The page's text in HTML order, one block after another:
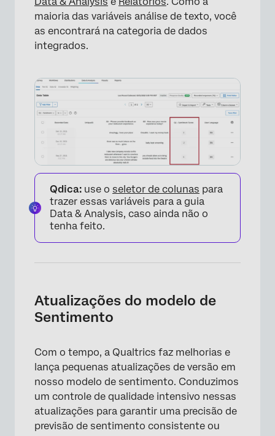
maioria das variáveis análise de texto, você
as encontrará na categoria de dados
integrados.
Qdica: use o seletor de colunas para
trazer essas variáveis para a guia
Data & Analysis, caso ainda não o
tenha feito.
Atualizações do modelo de
Sentimento
Com o tempo, a Qualtrics faz melhorias e
lança pequenas atualizações de versão em
nosso modelo de sentimento. Conduzimos
um controle de qualidade intensivo nessas
atualizações para garantir uma precisão de
previsão de sentimento consistente ou